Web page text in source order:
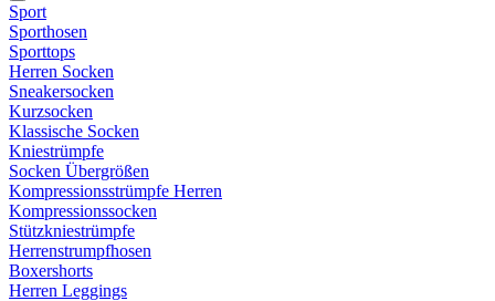
Sport
Sporthosen
Sporttops
Herren Socken
Sneakersocken
Kurzsocken
Klassische Socken
Kniestrümpfe
Socken Übergrößen
Kompressionsstrümpfe Herren
Kompressionssocken
Stützkniestrümpfe
Herrenstrumpfhosen
Boxershorts
Herren Leggings